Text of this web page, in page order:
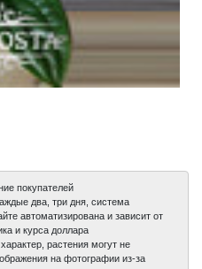
покупателей
два, три дня, система
автоматизирована и зависит от
и курса доллара
растения могут не
на фотографии из-за